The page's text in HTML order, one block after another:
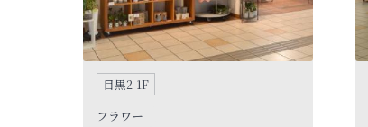
目黒2-1F
フラワー